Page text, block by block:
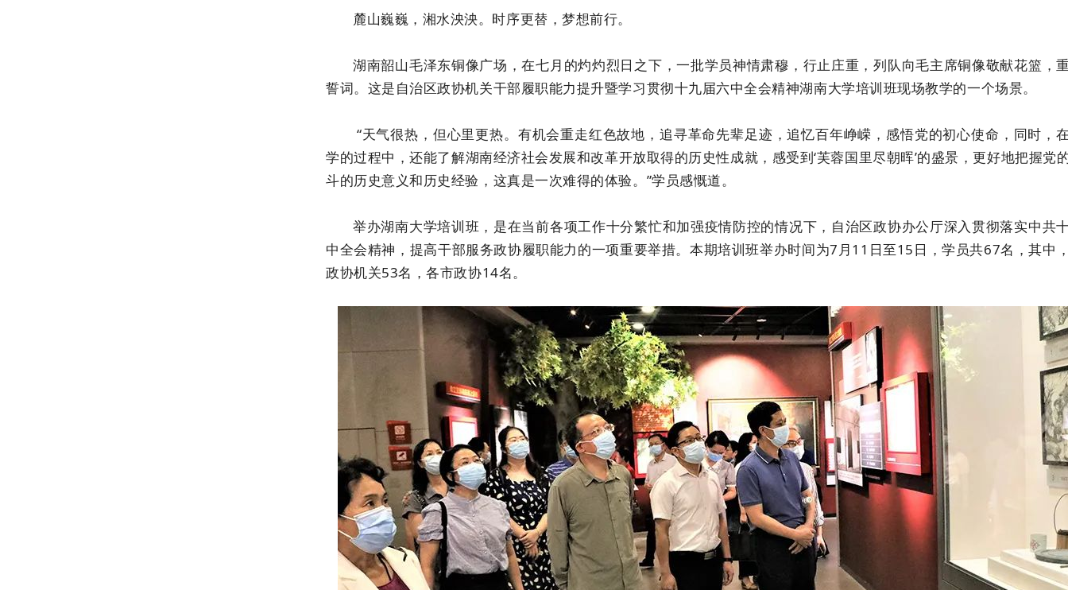
麓山巍巍，湘水泱泱。时序更替，梦想前行。
湖南韶山毛泽东铜像广场，在七月的灼灼烈日之下，一批学员神情肃穆，行止庄重，列队向毛主席铜像敬献花篮，
誓词。这是自治区政协机关干部履职能力提升暨学习贯彻十九届六中全会精神湖南大学培训班现场教学的一个场景。
“天气很热，但心里更热。有机会重走红色故地，追寻革命先辈足迹，追忆百年峥嵘，感悟党的初心使命，同时，
学的过程中，还能了解湖南经济社会发展和改革开放取得的历史性成就，感受到‘芙蓉国里尽朝晖’的盛景，更好地把握党
斗的历史意义和历史经验，这真是一次难得的体验。”学员感慨道。
举办湖南大学培训班，是在当前各项工作十分繁忙和加强疫情防控的情况下，自治区政协办公厅深入贯彻落实中共
中全会精神，提高干部服务政协履职能力的一项重要举措。本期培训班举办时间为7月11日至15日，学员共67名，其中
政协机关53名，各市政协14名。